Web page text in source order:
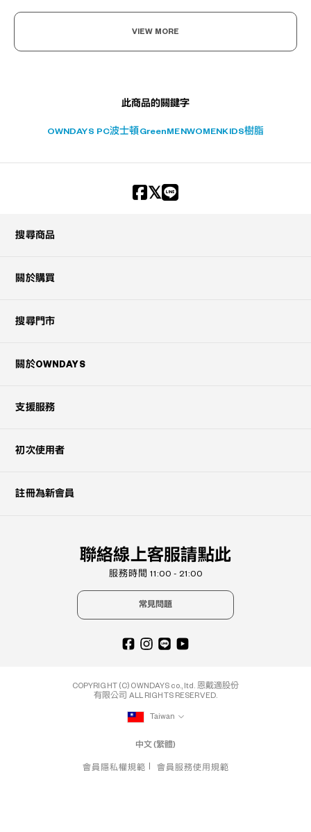
VIEW MORE
此商品的關鍵字
OWNDAYS PC波士頓 Green MENWOMEN KIDS樹脂
搜尋商品
關於購買
搜尋門市
關於OWNDAYS
支援服務
初次使用者
註冊為新會員
聯絡線上客服請點此
服務時間 11:00 - 21:00
常見問題
COPYRIGHT (C) OWNDAYS co., ltd. 恩戴適股份
有限公司 ALL RIGHTS RESERVED.
Taiwan
中文 (繁體)
會員隱私權規範 會員服務使用規範